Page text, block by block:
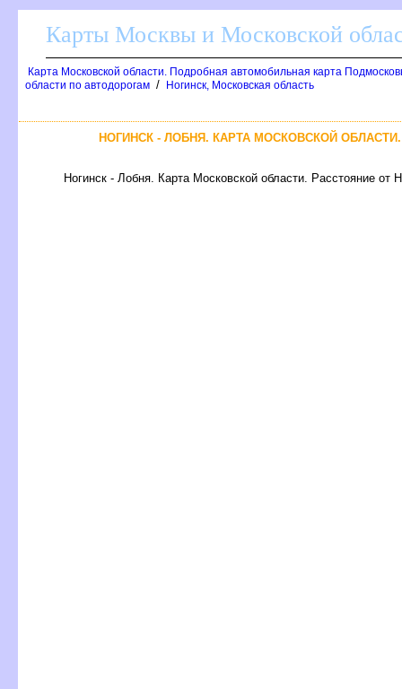
Карты Москвы и Московской
Карта Московской области. Подробная автомобильная карта
области по автодорогам / Ногинск, Московская область
НОГИНСК - ЛОБНЯ. КАРТА МОСКОВСКОЙ
Ногинск - Лобня. Карта Московской области. Расстояние от